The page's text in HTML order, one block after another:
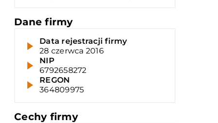
Dane firmy
Data rejestracji firmy
28 czerwca 2016
NIP
6792658272
REGON
364809975
Cechy firmy